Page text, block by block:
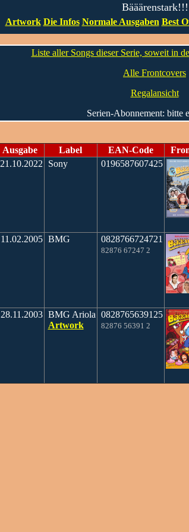
Bääärenstark!!!
Artwork Die Infos Normale Ausgaben Best
Liste aller Songs dieser Serie, soweit in
Alle Frontcovers
Regalansicht
Serien-Abonnement: bitte
Ausgabe Label EAN-Code
21.10.2022 Sony 0196587607425
11.02.2005 BMG 0828766724721
82876 67247 2
28.11.2003 BMG Ariola
Artwork
0828765639125
82876 56391 2